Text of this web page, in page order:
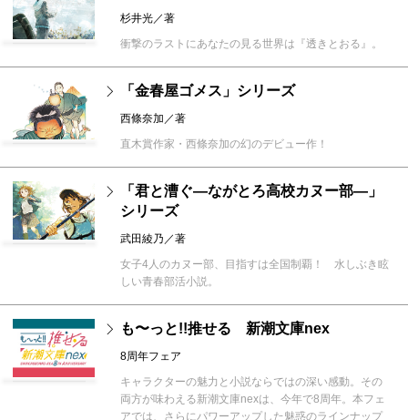
杉井光／著
衝撃のラストにあなたの見る世界は『透きとおる』。
「金春屋ゴメス」シリーズ
西條奈加／著
直木賞作家・西條奈加の幻のデビュー作！
「君と漕ぐ―ながとろ高校カヌー部―」
シリーズ
武田綾乃／著
女子4人のカヌー部、目指すは全国制覇！ 水しぶき眩
しい青春部活小説。
も〜っと!!推せる 新潮文庫nex
8周年フェア
キャラクターの魅力と小説ならではの深い感動。その
両方が味わえる新潮文庫nexは、今年で8周年。本フェ
アでは、さらにパワーアップした魅惑のラインナップ